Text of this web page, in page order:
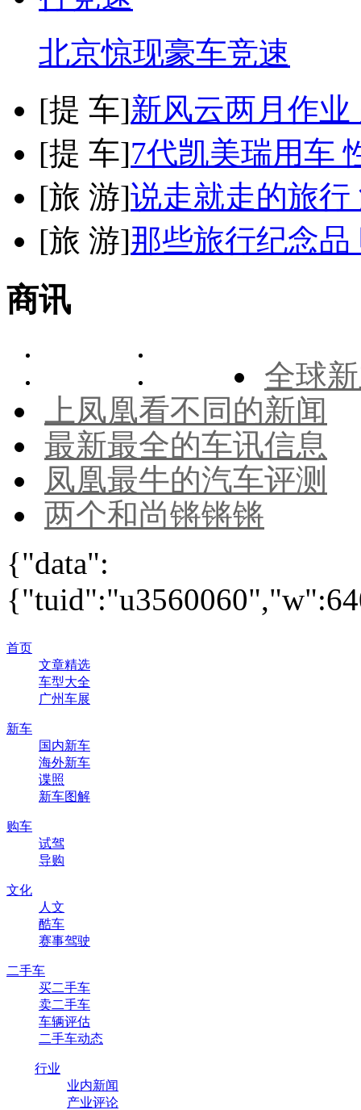
北京惊现豪车竞速
[提 车]新风云两月作
[提 车]7代凯美瑞用车
[旅 游]说走就走的旅
[旅 游]那些旅行纪念
商讯
全球
上凤凰看不同的新闻
最新最全的车讯信息
凤凰最牛的汽车评测
两个和尚锵锵锵
{"data":
首页
文章精选
车型大全
广州车展
新车
国内新车
海外新车
谍照
新车图解
购车
试驾
导购
文化
人文
酷车
赛事驾驶
二手车
买二手车
卖二手车
车辆评估
二手车动态
行业
业内新闻
产业评论